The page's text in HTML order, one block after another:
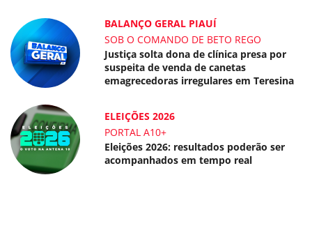
BALANÇO GERAL PIAUÍ
SOB O COMANDO DE BETO REGO
Justiça solta dona de clínica presa por
suspeita de venda de canetas
emagrecedoras irregulares em Teresina
ELEIÇÕES 2026
PORTAL A10+
Eleições 2026: resultados poderão ser
acompanhados em tempo real